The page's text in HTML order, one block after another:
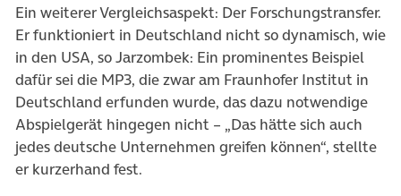
Ein weiterer Vergleichsaspekt: Der Forschungstransfer.
Er funktioniert in Deutschland nicht so dynamisch, wie
in den USA, so Jarzombek: Ein prominentes Beispiel
dafür sei die MP3, die zwar am Fraunhofer Institut in
Deutschland erfunden wurde, das dazu notwendige
Abspielgerät hingegen nicht – „Das hätte sich auch
jedes deutsche Unternehmen greifen können“, stellte
er kurzerhand fest.